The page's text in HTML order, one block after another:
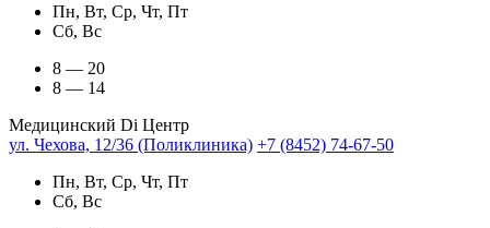
Пн, Вт, Ср, Чт, Пт
Сб, Вс
8 — 20
8 — 14
Медицинский Di Центр
ул. Чехова, 12/36 (Поликлиника) +7 (8452) 74-67-50
Пн, Вт, Ср, Чт, Пт
Сб, Вс